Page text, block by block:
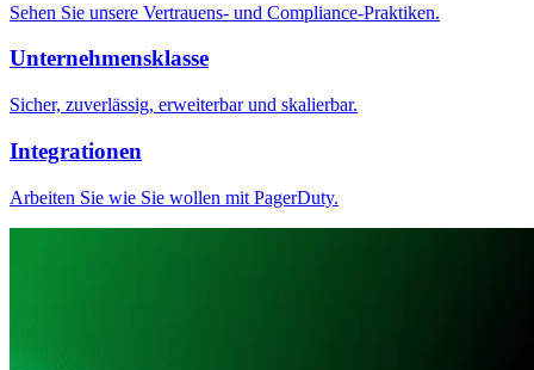
Sehen Sie unsere Vertrauens- und Compliance-Praktiken.
Unternehmensklasse
Sicher, zuverlässig, erweiterbar und skalierbar.
Integrationen
Arbeiten Sie wie Sie wollen mit PagerDuty.